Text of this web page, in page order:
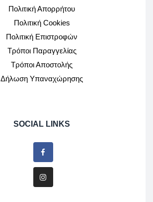
Πολιτική Απορρήτου
Πολιτική Cookies
Πολιτική Επιστροφών
Τρόποι Παραγγελίας
Τρόποι Αποστολής
Δήλωση Υπαναχώρησης
SOCIAL LINKS